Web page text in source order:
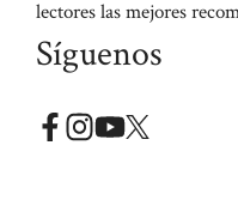
lectores las mejores
Síguenos